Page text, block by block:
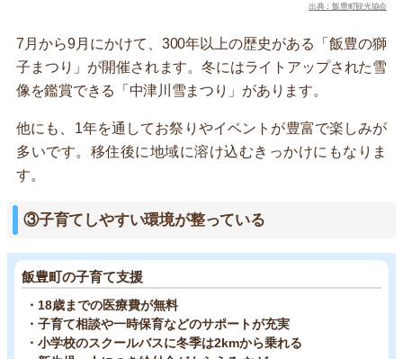
出典：飯豊町観光協会
7月から9月にかけて、300年以上の歴史がある「飯豊の獅
子まつり」が開催されます。冬にはライトアップされた雪
像を鑑賞できる「中津川雪まつり」があります。
他にも、1年を通してお祭りやイベントが豊富で楽しみが
多いです。移住後に地域に溶け込むきっかけにもなりま
す。
③子育てしやすい環境が整っている
飯豊町の子育て支援
・18歳までの医療費が無料
・子育て相談や一時保育などのサポートが充実
・小学校のスクールバスに冬季は2kmから乗れる